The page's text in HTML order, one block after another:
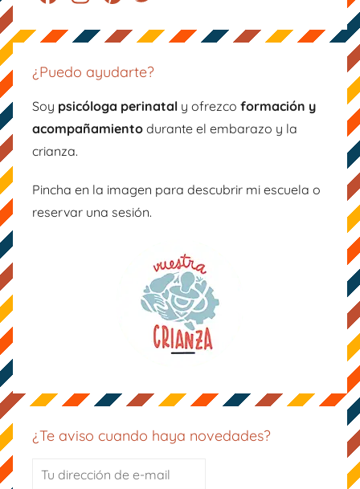
c
e
b
o
o
a
gr
a
m
er
e
st
tt
¿Puedo ayudarte?
Soy psicóloga perinatal y ofrezco formación y
acompañamiento durante el embarazo y la
crianza.
Pincha en la imagen para descubrir mi escuela o
reservar una sesión.
¿Te aviso cuando haya novedades?